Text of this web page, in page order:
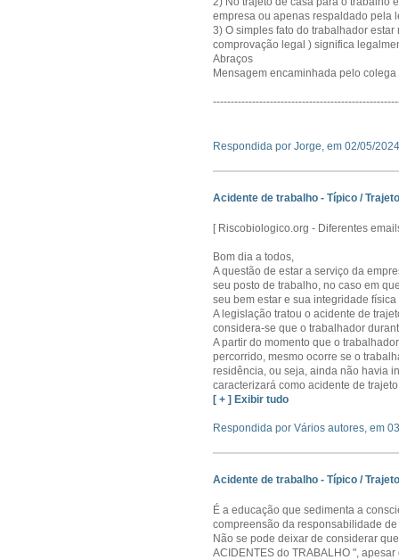
empresa ou apenas respaldado pela
3) O simples fato do trabalhador
comprovação legal ) significa
Abraços
Mensagem encaminhada pelo colega
Respondida por Jorge, em 02/05/2024
Acidente de trabalho - Típico /
[ Riscobiologico.org - Diferentes
Bom dia a todos,
A questão de estar a serviço da
seu posto de trabalho, no caso em
seu bem estar e sua integridade
A legislação tratou o acidente de
considera-se que o trabalhador
A partir do momento que o
percorrido, mesmo ocorre se o
residência, ou seja, ainda não havia
caracterizará como acidente de
[ + ] Exibir tudo
Respondida por Vários autores, em
Acidente de trabalho - Típico /
É a educação que sedimenta a
compreensão da responsabilidade
Não se pode deixar de considerar
ACIDENTES do TRABALHO ",